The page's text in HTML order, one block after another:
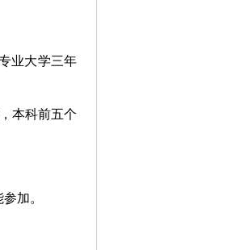
业大学三年
本科前五个
加。